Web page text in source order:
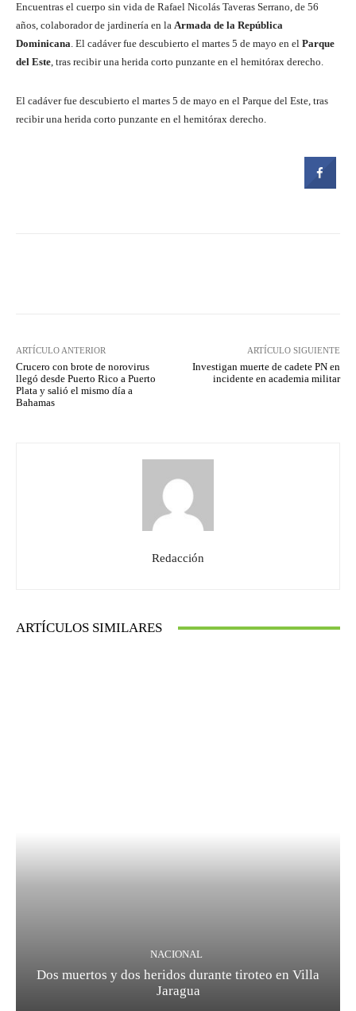
Encuentras el cuerpo sin vida de Rafael Nicolás Taveras Serrano, de 56
años, colaborador de jardinería en la Armada de la República
Dominicana. El cadáver fue descubierto el martes 5 de mayo en el Parque
del Este, tras recibir una herida corto punzante en el hemitórax derecho.
El cadáver fue descubierto el martes 5 de mayo en el Parque del Este, tras
recibir una herida corto punzante en el hemitórax derecho.
ARTÍCULO ANTERIOR
Crucero con brote de norovirus
llegó desde Puerto Rico a Puerto
Plata y salió el mismo día a
Bahamas
ARTÍCULO SIGUIENTE
Investigan muerte de cadete PN en
incidente en academia militar
Redacción
ARTÍCULOS SIMILARES
NACIONAL
Dos muertos y dos heridos durante tiroteo en Villa
Jaragua